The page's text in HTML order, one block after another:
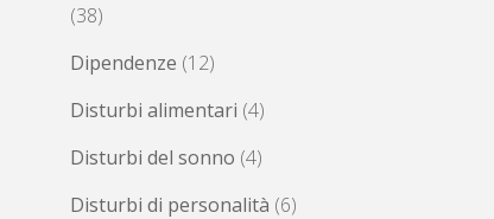
(38)
Dipendenze (12)
Disturbi alimentari (4)
Disturbi del sonno (4)
Disturbi di personalità (6)